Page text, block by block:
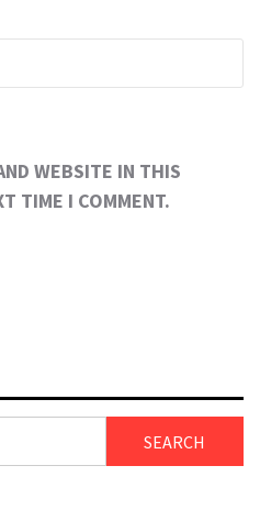
WEBSITE IN THIS
TIME I COMMENT.
SEARCH